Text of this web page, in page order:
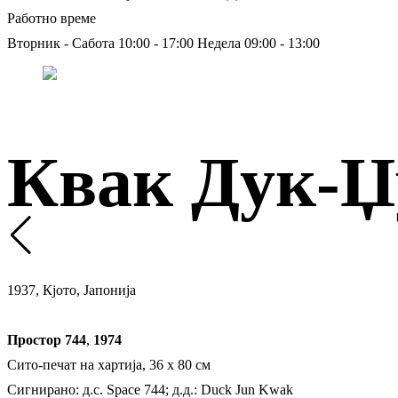
Работно време
Вторник - Сабота 10:00 - 17:00 Недела 09:00 - 13:00
Квак Дук-
1937, Кјото, Јапонија
Простор 744, 1974
Сито-печат на хартија, 36 х 80 см
Сигнирано: д.с. Space 744; д.д.: Duck Jun Kwak